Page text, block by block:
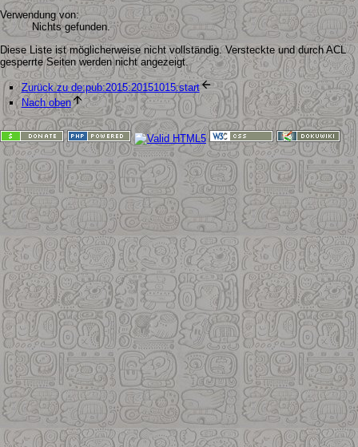
Verwendung von:
Nichts gefunden.
Diese Liste ist möglicherweise nicht vollständig. Versteckte und durch ACL
gesperrte Seiten werden nicht angezeigt.
Zurück zu de:pub:2015:20151015:start
Nach oben